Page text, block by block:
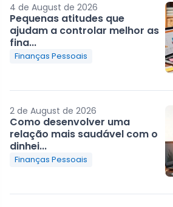
4 de August de 2026
Pequenas atitudes que
ajudam a controlar melhor as
fina...
Finanças Pessoais
2 de August de 2026
Como desenvolver uma
relação mais saudável com o
dinhei...
Finanças Pessoais